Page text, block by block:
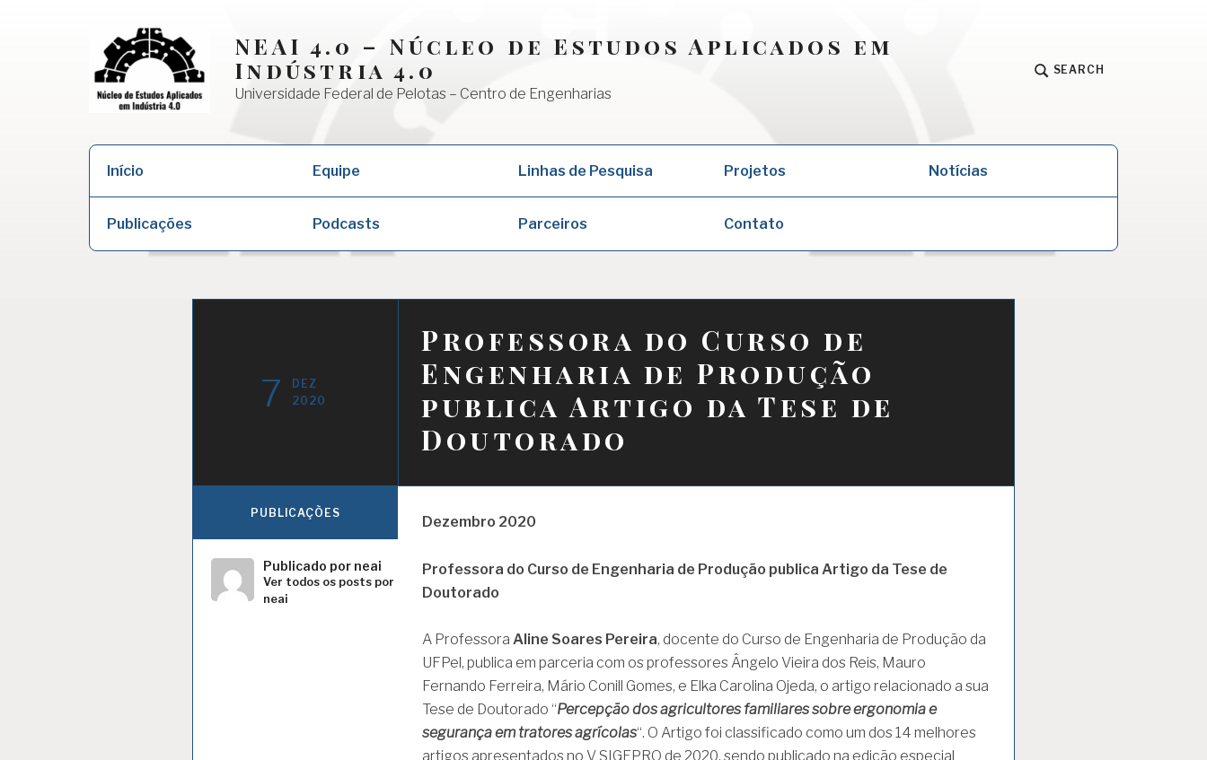
NEAI 4.0 – Núcleo de Estudos Aplicados em
Indústria 4.0
Universidade Federal de Pelotas – Centro de Engenharias
SEARCH
Início Equipe Linhas de Pesquisa Projetos Notícias
Publicações Podcasts Parceiros Contato
Professora do Curso de
Engenharia de Produção
publica Artigo da Tese de
Doutorado
7
DEZ
2020
Dezembro 2020
Professora do Curso de Engenharia de Produção publica Artigo da Tese de
Doutorado
A ProfessoraAline Soares Pereira, docente do Curso de Engenharia de Produção da
UFPel, publica em parceria com os professores Ângelo Vieira dos Reis, Mauro
Fernando Ferreira, Mário Conill Gomes, e Elka Carolina Ojeda, o artigo relacionado a sua
Tese de Doutorado “Percepção dos agricultores familiares sobre ergonomia e
segurança em tratores agrícolas“. O Artigo foi classificado como um dos 14 melhores
artigos apresentados no V SIGEPRO de 2020, sendo publicado na edição especial
PUBLICAÇÕES
Publicado por neai
Ver todos os posts por
neai